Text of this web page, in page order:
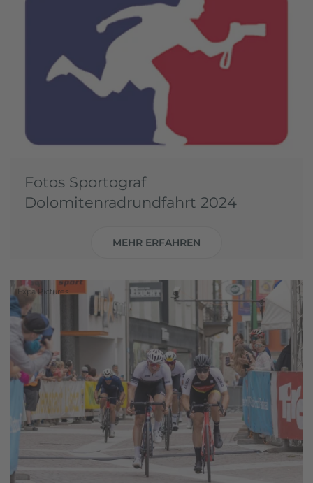
Fotos Sportograf
Dolomitenradrundfahrt 2024
MEHR ERFAHREN
Expa Pictures